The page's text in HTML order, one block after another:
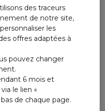
des traceurs
de notre site,
les
offres adaptées à
pouvez changer
6 mois et
le lien «
de chaque page.